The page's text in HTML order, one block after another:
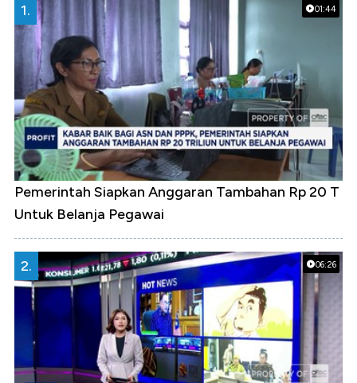
01:44
1.
Pemerintah Siapkan Anggaran Tambahan Rp 20 T
Untuk Belanja Pegawai
06:26
2.